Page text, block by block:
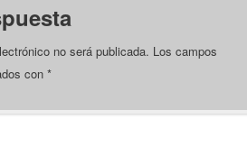
no será publicada. Los campos
con*